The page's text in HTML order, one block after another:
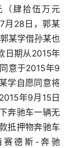
肆拾伍万元
月28日，郭某
某学借孙某也
日期从2015年
意于2015年9
学自愿同意将
年9月15日
奔驰车一辆无
抵押物奔驰车
赛德斯-奔驰